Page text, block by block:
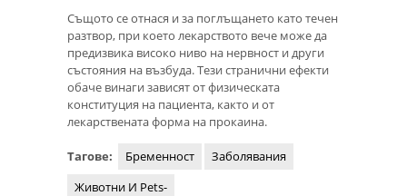
Същото се отнася и за поглъщането като течен
разтвор, при което лекарството вече може да
предизвика високо ниво на нервност и други
състояния на възбуда. Тези странични ефекти
обаче винаги зависят от физическата
конституция на пациента, както и от
лекарствената форма на прокаина.
Тагове: Бременност
Заболявания
Животни И Pets-